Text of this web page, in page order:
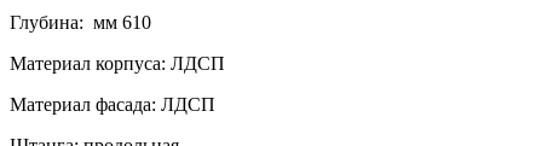
Глубина: мм 610
Материал корпуса: ЛДСП
Материал фасада: ЛДСП